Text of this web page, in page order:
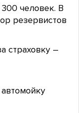
человек. В
резервистов
страховку –